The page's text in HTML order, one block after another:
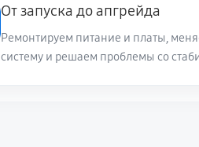
От запуска до апгрейда
Ремонтируем питание и платы,
систему и решаем проблемы со